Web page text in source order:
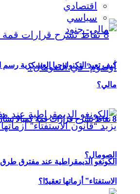
8 نقاط تشرح قرارات قمة كمبالا
الصومال؟
اقتصادي
سياسي
كيف تعيد التكنولوجيا العسكرية رسم
مالي؟
الكونغو الديمقراطية عند مفترق
الاستفتاء” أزماتها تعقيدًا؟